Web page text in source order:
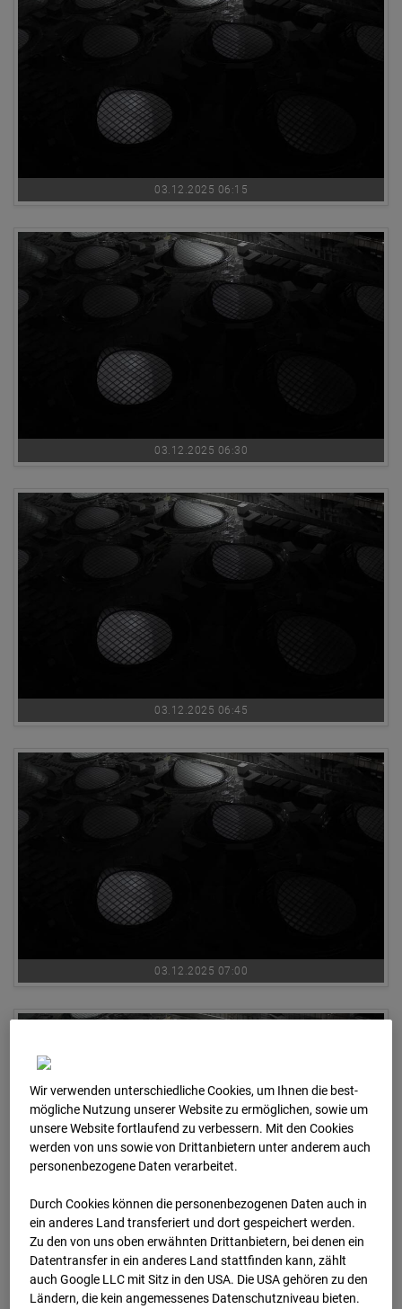
03.12.2025 06:15
03.12.2025 06:30
03.12.2025 06:45
03.12.2025 07:00
03.12.2025 07:15
Wir verwenden unterschiedliche Cookies, um Ihnen die best­
mögliche Nutzung unserer Website zu ermöglichen, sowie um
unsere Website fortlaufend zu verbessern. Mit den Cookies
werden von uns sowie von Drittanbietern unter anderem auch
personenbezogene Daten verarbeitet.
Durch Cookies können die personenbezogenen Daten auch in
ein anderes Land transferiert und dort gespeichert werden.
Zu den von uns oben erwähnten Drittanbietern, bei denen ein
Datentransfer in ein anderes Land stattfinden kann, zählt
auch Google LLC mit Sitz in den USA. Die USA gehören zu den
Ländern, die kein angemessenes Datenschutzniveau bieten.